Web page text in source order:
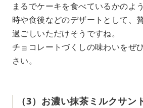
まるでケーキを食べているかのよ
時や食後などのデザートとして、
過ごしいただけそうですね。
チョコレートづくしの味わいをぜ
さい。
（3）お濃い抹茶ミルクサン